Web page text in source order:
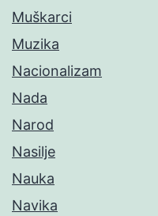
Muškarci
Muzika
Nacionalizam
Nada
Narod
Nasilje
Nauka
Navika